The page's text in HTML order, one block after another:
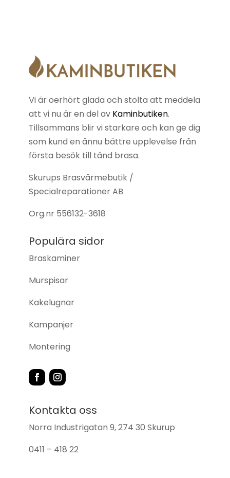
Vi är oerhört glada och stolta att meddela
att vi nu är en del av Kaminbutiken.
Tillsammans blir vi starkare och kan ge dig
som kund en ännu bättre upplevelse från
första besök till tänd brasa.
Skurups Brasvärmebutik /
Specialreparationer AB
Org.nr 556132-3618
Populära sidor
Braskaminer
Murspisar
Kakelugnar
Kampanjer
Montering
Kontakta oss
Norra Industrigatan 9, 274 30 Skurup
0411 – 418 22